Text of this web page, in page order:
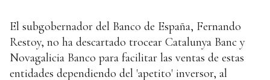
El subgobernador del Banco de España, Fernando
Restoy, no ha descartado trocear Catalunya Banc y
Novagalicia Banco para facilitar las ventas de estas
entidades dependiendo del 'apetito' inversor, al